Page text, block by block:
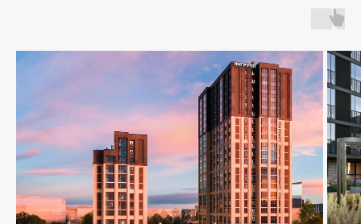
+7 (343) 227-22-20
Контакты
Каталог